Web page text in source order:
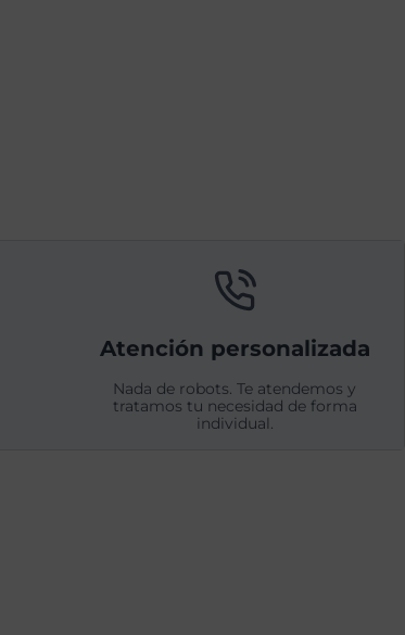
Atención personalizada
Nada de robots. Te atendemos y
tratamos tu necesidad de forma
individual.